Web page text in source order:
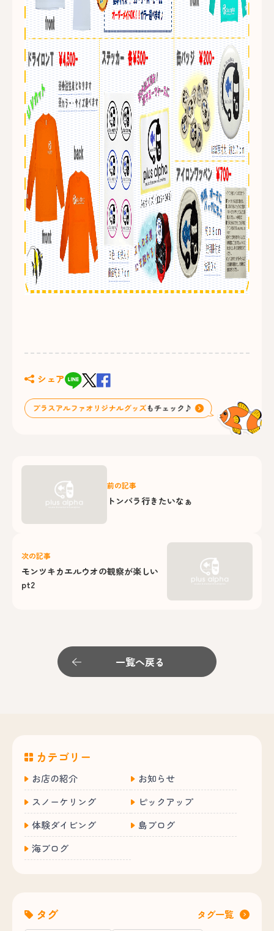
シェア
前の記事
トンバラ行きたいなぁ
次の記事
モンツキカエルウオの観察が楽しい
pt2
一覧へ戻る
カテゴリー
お店の紹介
お知らせ
スノーケリング
ピックアップ
体験ダイビング
島ブログ
海ブログ
タグ タグ一覧